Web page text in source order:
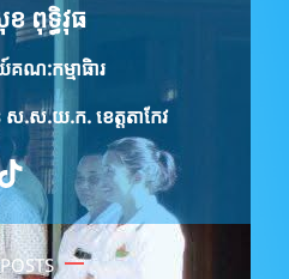
ពុទ្ធិវុធ
គណ:កម្មាធិារ
ស.ស.យ.ក. ខេត្តតាកែវ